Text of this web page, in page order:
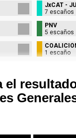
JxCAT -
7 escaños
PNV
5 escaños
1 escaño
el